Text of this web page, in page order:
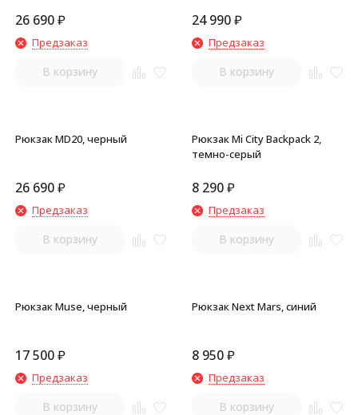
26 690₽
Предзаказ
В корзину
24 990₽
Предзаказ
В корзину
Рюкзак MD20, черный
26 690₽
Предзаказ
В корзину
Рюкзак Mi City Backpack 2,
темно-серый
8 290₽
Предзаказ
В корзину
Рюкзак Muse, черный
17 500₽
Предзаказ
В корзину
Рюкзак Next Mars, синий
8 950₽
Предзаказ
В корзину